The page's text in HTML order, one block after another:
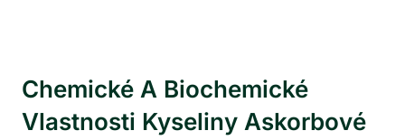
Chemické A Biochemické
Vlastnosti Kyseliny Askorbové